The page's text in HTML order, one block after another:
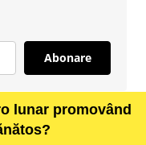
Abonare
lunar promovând